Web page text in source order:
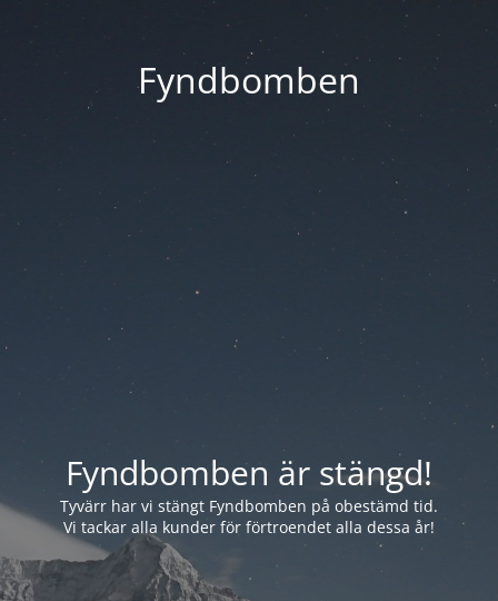
Fyndbomben
Fyndbomben är stängd!
Tyvärr har vi stängt Fyndbomben på obestämd tid.
Vi tackar alla kunder för förtroendet alla dessa år!